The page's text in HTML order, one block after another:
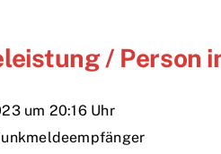
/ Person
um 20:16 Uhr